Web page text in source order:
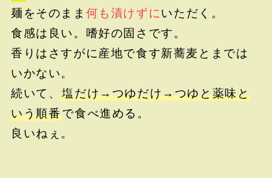
麺をそのまま 何も漬けずにいただく。
食感は良い。嗜好の固さです。
香りはさすがに産地で食す新蕎麦とまでは
いかない。
続いて、塩だけ→つゆだけ→つゆと薬味と
いう順番で食べ進める。
良いねぇ。